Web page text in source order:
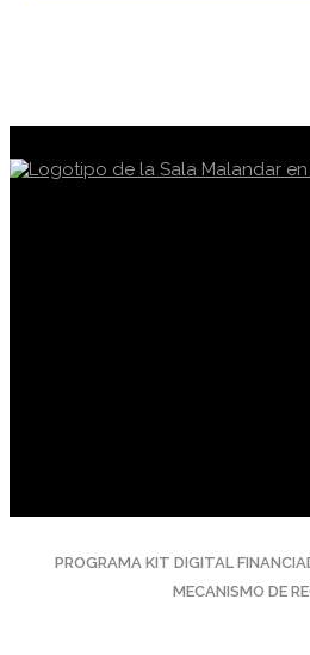
PROGRAMA KIT DIGITAL
MECANISMO DE